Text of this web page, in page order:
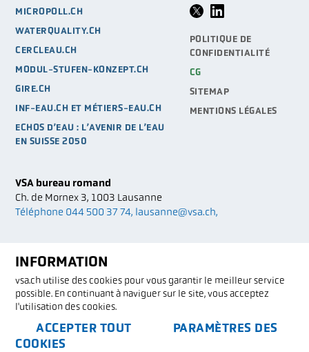
MICROPOLL.CH
WATERQUALITY.CH
CERCLEAU.CH
MODUL-STUFEN-KONZEPT.CH
GIRE.CH
INF-EAU.CH ET MÉTIERS-EAU.CH
ECHOS D’EAU : L’AVENIR DE L’EAU
EN SUISSE 2050
POLITIQUE DE
CONFIDENTIALITÉ
CG
SITEMAP
MENTIONS LÉGALES
VSA bureau romand
Ch. de Mornex 3 1003 Lausanne
Téléphone 044 500 37 74 lausanne@vsa.ch
INFORMATION
vsa.ch utilise des cookies pour vous garantir le meilleur service
possible. En continuant à naviguer sur le site, vous acceptez
l'utilisation des cookies.
ACCEPTER TOUT
PARAMÈTRES DES
COOKIES